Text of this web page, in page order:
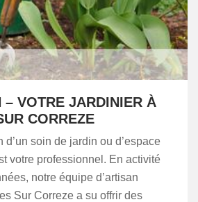
– VOTRE JARDINIER À
CORREZE
soin de jardin ou d’espace
votre professionnel. En activité
notre équipe d’artisan
Sur Correze a su offrir des